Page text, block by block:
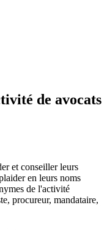
de avocats
et conseiller leurs
en leurs noms
de l'activité
procureur, mandataire,